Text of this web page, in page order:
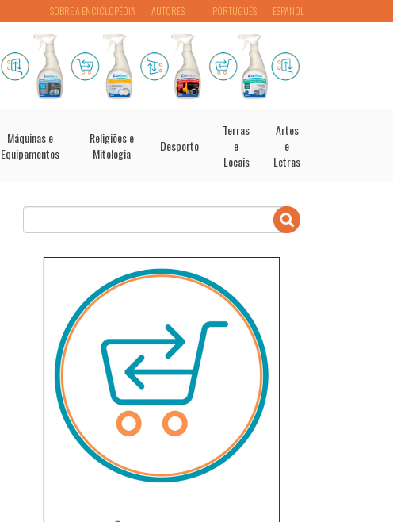
PORTUGUÊS ESPAÑOL
SOBRE A ENCICLOPÉDIA AUTORES
Máquinas e
Equipamentos
Religiões e
Mitologia
Desporto
Terras
e
Locais
Artes
e
Letras